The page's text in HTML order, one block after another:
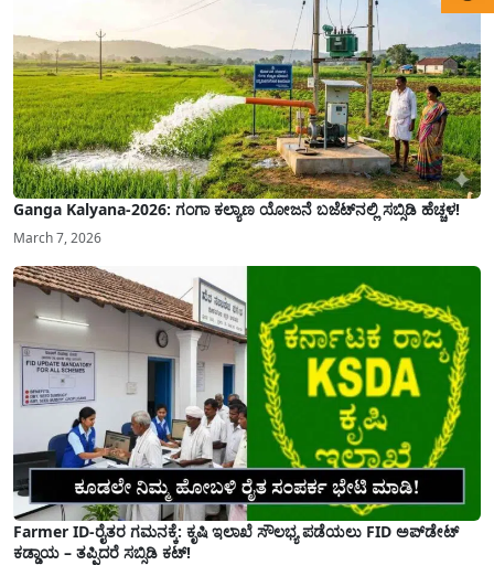
Ganga Kalyana-2026: ಗಂಗಾ ಕಲ್ಯಾಣ ಯೋಜನೆ ಬಜೆಟ್‌ನಲ್ಲಿ ಸಬ್ಸಿಡಿ ಹೆಚ್ಚಳ!
March 7, 2026
Farmer ID-ರೈತರ ಗಮನಕ್ಕೆ: ಕೃಷಿ ಇಲಾಖೆ ಸೌಲಭ್ಯ ಪಡೆಯಲು FID ಅಪ್‌ಡೇಟ್
ಕಡ್ಡಾಯ – ತಪ್ಪಿದರೆ ಸಬ್ಸಿಡಿ ಕಟ್!